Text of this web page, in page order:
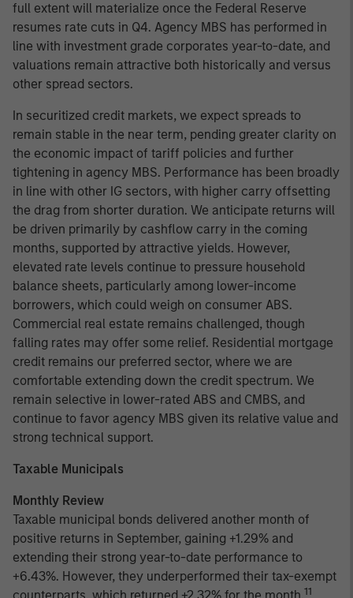
full extent will materialize once the Federal Reserve
resumes rate cuts in Q4. Agency MBS has performed in
line with investment grade corporates year-to-date, and
valuations remain attractive both historically and versus
other spread sectors.
In securitized credit markets, we expect spreads to
remain stable in the near term, pending greater clarity on
the economic impact of tariff policies and further
tightening in agency MBS. Performance has been broadly
in line with other IG sectors, with higher carry offsetting
the drag from shorter duration. We anticipate returns will
be driven primarily by cashflow carry in the coming
months, supported by attractive yields. However,
elevated rate levels continue to pressure household
balance sheets, particularly among lower-income
borrowers, which could weigh on consumer ABS.
Commercial real estate remains challenged, though
falling rates may offer some relief. Residential mortgage
credit remains our preferred sector, where we are
comfortable extending down the credit spectrum. We
remain selective in lower-rated ABS and CMBS, and
continue to favor agency MBS given its relative value and
strong technical support.
Taxable Municipals
Monthly Review
Taxable municipal bonds delivered another month of
positive returns in September, gaining +1.29% and
extending their strong year-to-date performance to
+6.43%. However, they underperformed their tax-exempt
11